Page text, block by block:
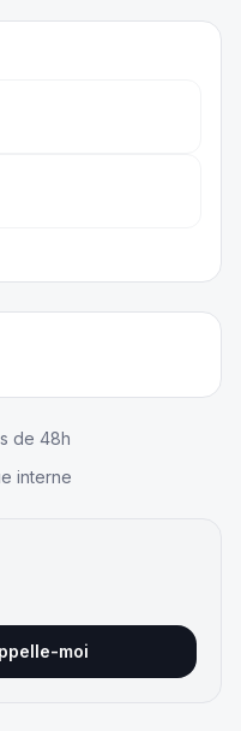
de 48h
interne
moi